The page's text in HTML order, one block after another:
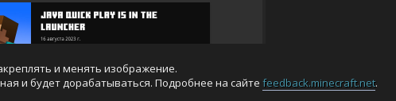
и менять изображение.
и будет дорабатываться. Подробнее на сайтеfeedback.minecraft.net.